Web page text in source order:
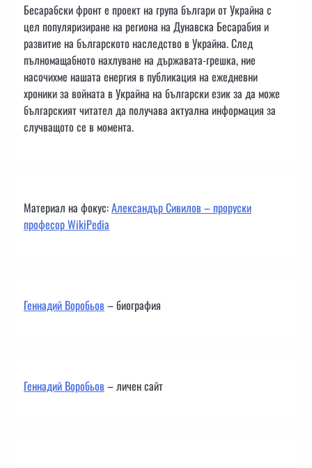
Бесарабски фронт е проект на група българи от Украйна с
цел популяризиране на региона на Дунавска Бесарабия и
развитие на българското наследство в Украйна. След
пълномащабното нахлуване на държавата-грешка, ние
насочихме нашата енергия в публикация на ежедневни
хроники за войната в Украйна на български език за да може
българският читател да получава актуална информация за
случващото се в момента.
Материал на фокус:Александър Сивилов – проруски
професор WikiPedia
Геннадий Воробьов– биография
Геннадий Воробьов– личен сайт